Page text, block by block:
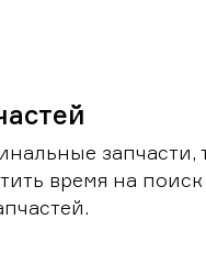
запчасти,
время на поиск